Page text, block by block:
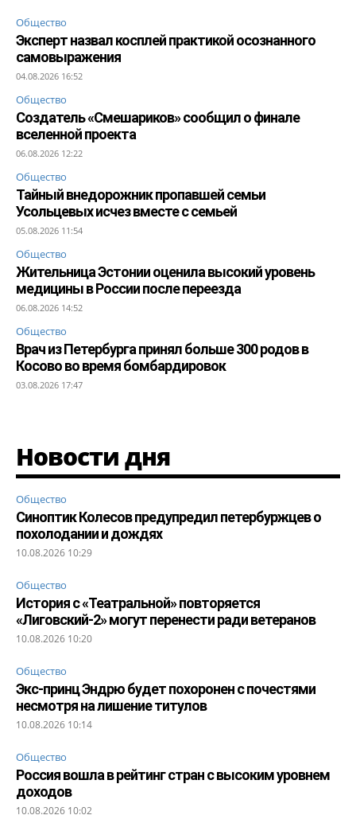
Общество
Эксперт назвал косплей практикой осознанного
самовыражения
04.08.2026 16:52
Общество
Создатель «Смешариков» сообщил о финале
вселенной проекта
06.08.2026 12:22
Общество
Тайный внедорожник пропавшей семьи
Усольцевых исчез вместе с семьей
05.08.2026 11:54
Общество
Жительница Эстонии оценила высокий уровень
медицины в России после переезда
06.08.2026 14:52
Общество
Врач из Петербурга принял больше 300 родов в
Косово во время бомбардировок
03.08.2026 17:47
Новости дня
Общество
Синоптик Колесов предупредил петербуржцев о
похолодании и дождях
10.08.2026 10:29
Общество
История с «Театральной» повторяется
«Лиговский-2» могут перенести ради ветеранов
10.08.2026 10:20
Общество
Экс-принц Эндрю будет похоронен с почестями
несмотря на лишение титулов
10.08.2026 10:14
Общество
Россия вошла в рейтинг стран с высоким уровнем
доходов
10.08.2026 10:02